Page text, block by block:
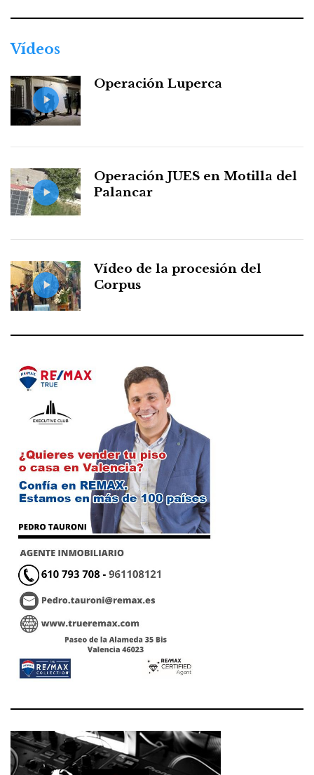
Vídeos
Operación Luperca
Operación JUES en Motilla del
Palancar
Vídeo de la procesión del
Corpus